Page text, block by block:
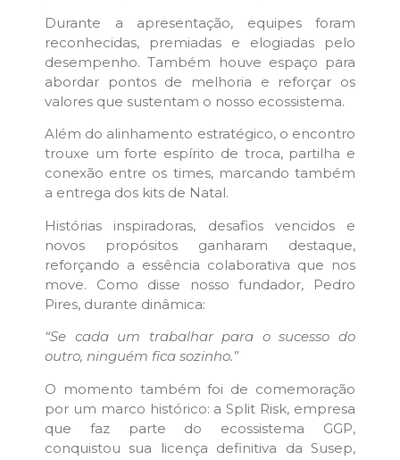
Durante a apresentação, equipes foram
reconhecidas, premiadas e elogiadas pelo
desempenho. Também houve espaço para
abordar pontos de melhoria e reforçar os
valores que sustentam o nosso ecossistema.
Além do alinhamento estratégico, o encontro
trouxe um forte espírito de troca, partilha e
conexão entre os times, marcando também
a entrega dos kits de Natal.
Histórias inspiradoras, desafios vencidos e
novos propósitos ganharam destaque,
reforçando a essência colaborativa que nos
move. Como disse nosso fundador, Pedro
Pires, durante dinâmica:
“Se cada um trabalhar para o sucesso do
outro, ninguém fica sozinho.”
O momento também foi de comemoração
por um marco histórico: a Split Risk, empresa
que faz parte do ecossistema GGP,
conquistou sua licença definitiva da Susep,